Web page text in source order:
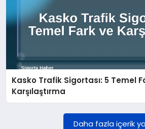
EKONOMI
BILIM VE TEKNOLOJI
Kasko Trafik Sigortası: 5 Temel
Karşılaştırma
Daha fazla içerik